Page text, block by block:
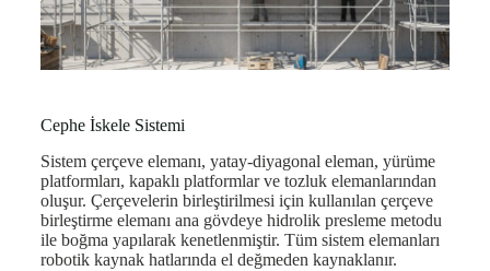
Cephe İskele Sistemi
Sistem çerçeve elemanı, yatay-diyagonal eleman, yürüme
platformları, kapaklı platformlar ve tozluk elemanlarından
oluşur. Çerçevelerin birleştirilmesi için kullanılan çerçeve
birleştirme elemanı ana gövdeye hidrolik presleme metodu
ile boğma yapılarak kenetlenmiştir. Tüm sistem elemanları
robotik kaynak hatlarında el değmeden kaynaklanır.